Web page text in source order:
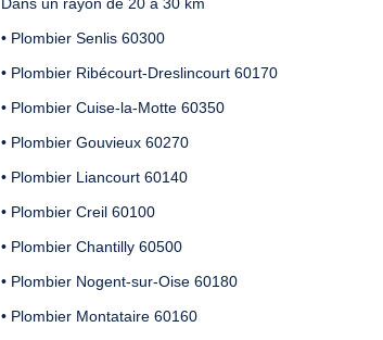
• Plombier Senlis 60300
• Plombier Ribécourt-Dreslincourt 60170
• Plombier Cuise-la-Motte 60350
• Plombier Gouvieux 60270
• Plombier Liancourt 60140
• Plombier Creil 60100
• Plombier Chantilly 60500
• Plombier Nogent-sur-Oise 60180
• Plombier Montataire 60160